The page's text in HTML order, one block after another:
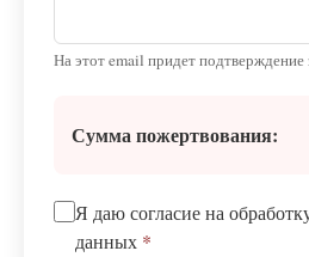
На этот email придет подтверждение
Сумма пожертвования:
Я даю согласие на
данных *